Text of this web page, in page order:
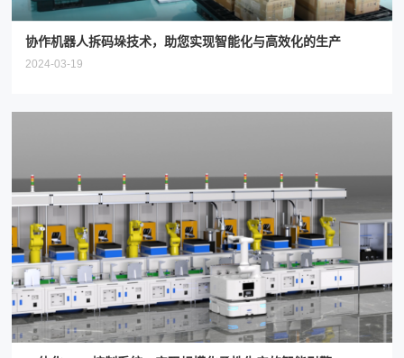
协作机器人拆码垛技术，助您实现智能化与高效化的生产
2024-03-19